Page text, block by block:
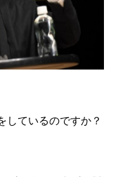
しているのですか？